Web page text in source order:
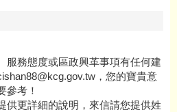
服務態度或區政興革事項有任何建
，您的寶貴意
參考！
供更詳細的說明，來信請您提供姓